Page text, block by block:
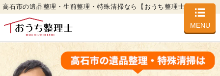
高石市の遺品整理・生前整理・特殊清掃なら【おうち整理士】
MENU